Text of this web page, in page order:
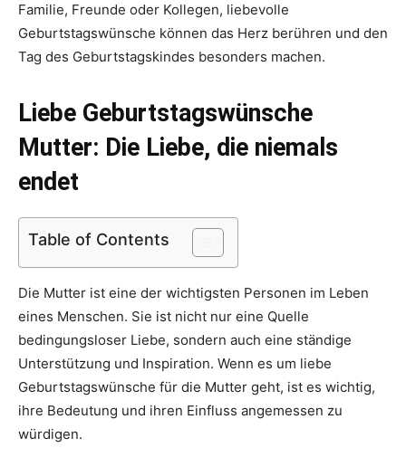
Familie, Freunde oder Kollegen, liebevolle
Geburtstagswünsche können das Herz berühren und den
Tag des Geburtstagskindes besonders machen.
Liebe Geburtstagswünsche
Mutter: Die Liebe, die niemals
endet
Table of Contents
Die Mutter ist eine der wichtigsten Personen im Leben
eines Menschen. Sie ist nicht nur eine Quelle
bedingungsloser Liebe, sondern auch eine ständige
Unterstützung und Inspiration. Wenn es um liebe
Geburtstagswünsche für die Mutter geht, ist es wichtig,
ihre Bedeutung und ihren Einfluss angemessen zu
würdigen.